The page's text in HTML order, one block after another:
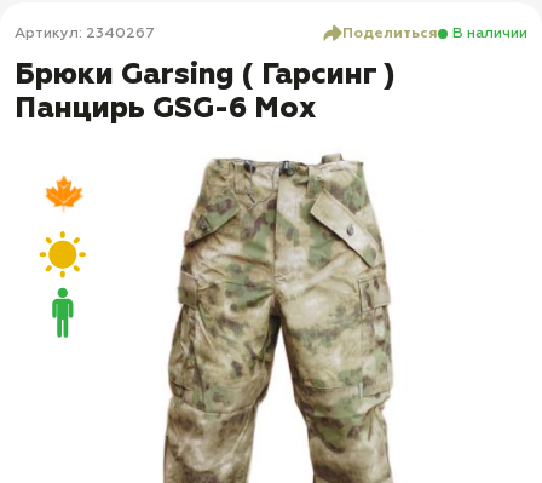
Артикул: 2340267 Поделиться В наличии
Брюки Garsing ( Гарсинг )
Панцирь GSG-6 Мох